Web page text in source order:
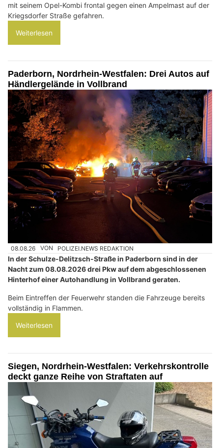
mit seinem Opel-Kombi frontal gegen einen Ampelmast auf der
Kriegsdorfer Straße gefahren.
Weiterlesen
Paderborn, Nordrhein-Westfalen: Drei Autos auf
Händlergelände in Vollbrand
08.08.26 VON POLIZEI.NEWS REDAKTION
In der Schulze-Delitzsch-Straße in Paderborn sind in der
Nacht zum 08.08.2026 drei Pkw auf dem abgeschlossenen
Hinterhof einer Autohandlung in Vollbrand geraten.
Beim Eintreffen der Feuerwehr standen die Fahrzeuge bereits
vollständig in Flammen.
Weiterlesen
Siegen, Nordrhein-Westfalen: Verkehrskontrolle
deckt ganze Reihe von Straftaten auf